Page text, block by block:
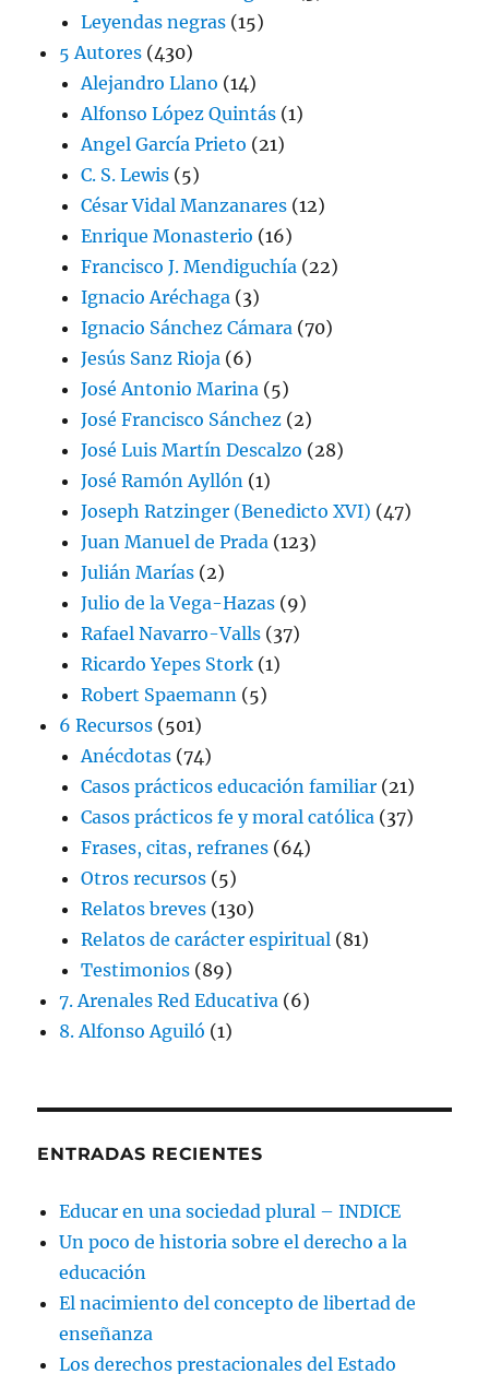
Leyendas negras (15)
5 Autores (430)
Alejandro Llano (14)
Alfonso López Quintás (1)
Angel García Prieto (21)
C. S. Lewis (5)
César Vidal Manzanares (12)
Enrique Monasterio (16)
Francisco J. Mendiguchía (22)
Ignacio Aréchaga (3)
Ignacio Sánchez Cámara (70)
Jesús Sanz Rioja (6)
José Antonio Marina (5)
José Francisco Sánchez (2)
José Luis Martín Descalzo (28)
José Ramón Ayllón (1)
Joseph Ratzinger (Benedicto XVI) (47)
Juan Manuel de Prada (123)
Julián Marías (2)
Julio de la Vega-Hazas (9)
Rafael Navarro-Valls (37)
Ricardo Yepes Stork (1)
Robert Spaemann (5)
6 Recursos (501)
Anécdotas (74)
Casos prácticos educación familiar (21)
Casos prácticos fe y moral católica (37)
Frases, citas, refranes (64)
Otros recursos (5)
Relatos breves (130)
Relatos de carácter espiritual (81)
Testimonios (89)
7. Arenales Red Educativa (6)
8. Alfonso Aguiló (1)
ENTRADAS RECIENTES
Educar en una sociedad plural – INDICE
Un poco de historia sobre el derecho a la
educación
El nacimiento del concepto de libertad de
enseñanza
Los derechos prestacionales del Estado